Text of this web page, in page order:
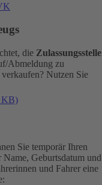
die Zulassungsstelle
Abmeldung zu
Nutzen Sie
KB)
Sie temporär Ihren
Name, Geburtsdatum und
und Fahrer eine